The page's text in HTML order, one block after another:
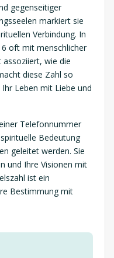
gegenseitiger
markiert sie
Verbindung. In
oft mit menschlicher
wie die
diese Zahl so
Leben mit Liebe und
Telefonnummer
Bedeutung
geleitet werden. Sie
und Ihre Visionen mit
ist ein
Bestimmung mit